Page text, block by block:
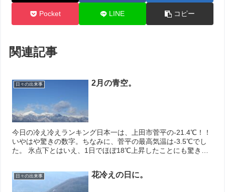
Pocket LINE コピー
関連記事
日々の出来事 2月の青空。
今日の冷え冷えランキング日本一は、上田市菅平の-21.4℃！！
いやはや驚きの数字。ちなみに、菅平の最高気温は-3.5℃でし
た。 氷点下とはいえ、1日でほぼ18℃上昇したことにも驚きで
日々の出来事 花冷えの日に。